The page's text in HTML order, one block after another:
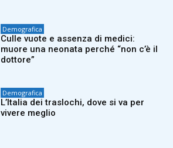
Demografica
Culle vuote e assenza di medici:
muore una neonata perché “non c’è il
dottore”
Demografica
L’Italia dei traslochi, dove si va per
vivere meglio